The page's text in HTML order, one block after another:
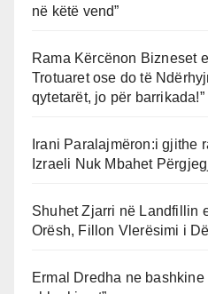
në këtë vend”
Rama Kërcënon Bizneset
Trotuaret ose do të
qytetarët, jo për barrikada!”
Irani Paralajmëron:i gjithe
Izraeli Nuk Mbahet
Shuhet Zjarri në Landfillin
Orësh, Fillon Vlerësimi i
Ermal Dredha ne bashkine